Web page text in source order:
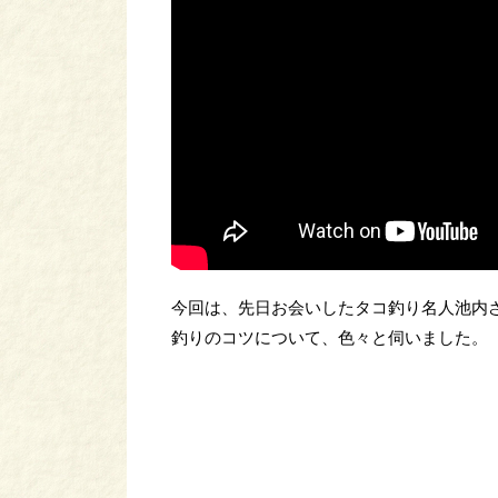
今回は、先日お会いしたタコ釣り名人池内
釣りのコツについて、色々と伺いました。